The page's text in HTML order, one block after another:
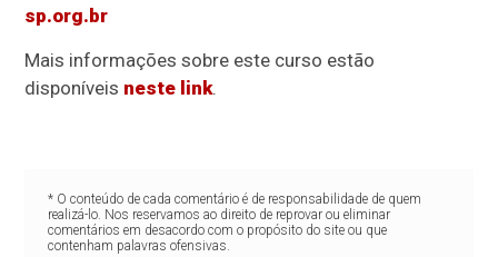
sp.org.br
Mais informações sobre este curso estão
disponíveis neste link.
* O conteúdo de cada comentário é de responsabilidade de quem
realizá-lo. Nos reservamos ao direito de reprovar ou eliminar
comentários em desacordo com o propósito do site ou que
contenham palavras ofensivas.